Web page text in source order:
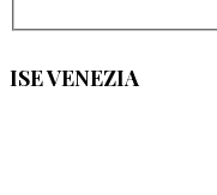
ISE VENEZIA